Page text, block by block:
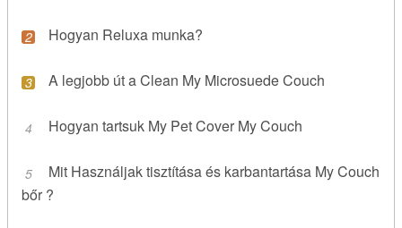
Hogyan Reluxa munka?
A legjobb út a Clean My Microsuede Couch
Hogyan tartsuk My Pet Cover My Couch
Mit Használjak tisztítása és karbantartása My Couch
bőr ?